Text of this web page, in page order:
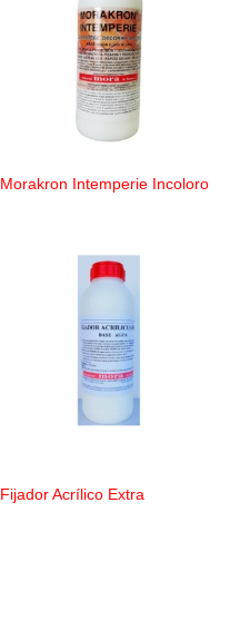
Morakron Intemperie Incoloro
Fijador Acrílico Extra